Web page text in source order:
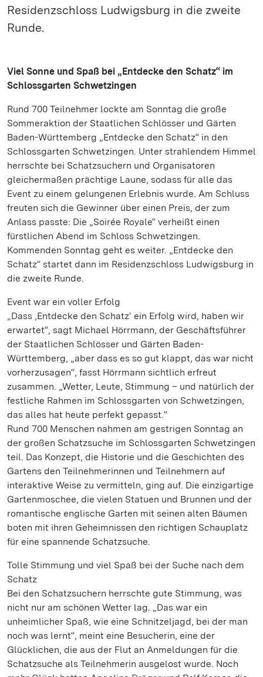
Residenzschloss Ludwigsburg in die zweite
Runde.
Viel Sonne und Spaß bei „Entdecke den Schatz“ im
Schlossgarten Schwetzingen
Rund 700 Teilnehmer lockte am Sonntag die große
Sommeraktion der Staatlichen Schlösser und Gärten
Baden-Württemberg „Entdecke den Schatz“ in den
Schlossgarten Schwetzingen. Unter strahlendem Himmel
herrschte bei Schatzsuchern und Organisatoren
gleichermaßen prächtige Laune, sodass für alle das
Event zu einem gelungenen Erlebnis wurde. Am Schluss
freuten sich die Gewinner über einen Preis, der zum
Anlass passte: Die „Soirée Royale“ verheißt einen
fürstlichen Abend im Schloss Schwetzingen.
Kommenden Sonntag geht es weiter. „Entdecke den
Schatz“ startet dann im Residenzschloss Ludwigsburg in
die zweite Runde.
Event war ein voller Erfolg
„Dass ‚Entdecke den Schatz‘ ein Erfolg wird, haben wir
erwartet“, sagt Michael Hörrmann, der Geschäftsführer
der Staatlichen Schlösser und Gärten Baden-
Württemberg, „aber dass es so gut klappt, das war nicht
vorherzusagen“, fasst Hörrmann sichtlich erfreut
zusammen. „Wetter, Leute, Stimmung – und natürlich der
festliche Rahmen im Schlossgarten von Schwetzingen,
das alles hat heute perfekt gepasst.“
Rund 700 Menschen nahmen am gestrigen Sonntag an
der großen Schatzsuche im Schlossgarten Schwetzingen
teil. Das Konzept, die Historie und die Geschichten des
Gartens den Teilnehmerinnen und Teilnehmern auf
interaktive Weise zu vermitteln, ging auf. Die einzigartige
Gartenmoschee, die vielen Statuen und Brunnen und der
romantische englische Garten mit seinen alten Bäumen
boten mit ihren Geheimnissen den richtigen Schauplatz
für eine spannende Schatzsuche.
Tolle Stimmung und viel Spaß bei der Suche nach dem
Schatz
Bei den Schatzsuchern herrschte gute Stimmung, was
nicht nur am schönen Wetter lag. „Das war ein
unheimlicher Spaß, wie eine Schnitzeljagd, bei der man
noch was lernt“, meint eine Besucherin, eine der
Glücklichen, die aus der Flut an Anmeldungen für die
Schatzsuche als Teilnehmerin ausgelost wurde. Noch